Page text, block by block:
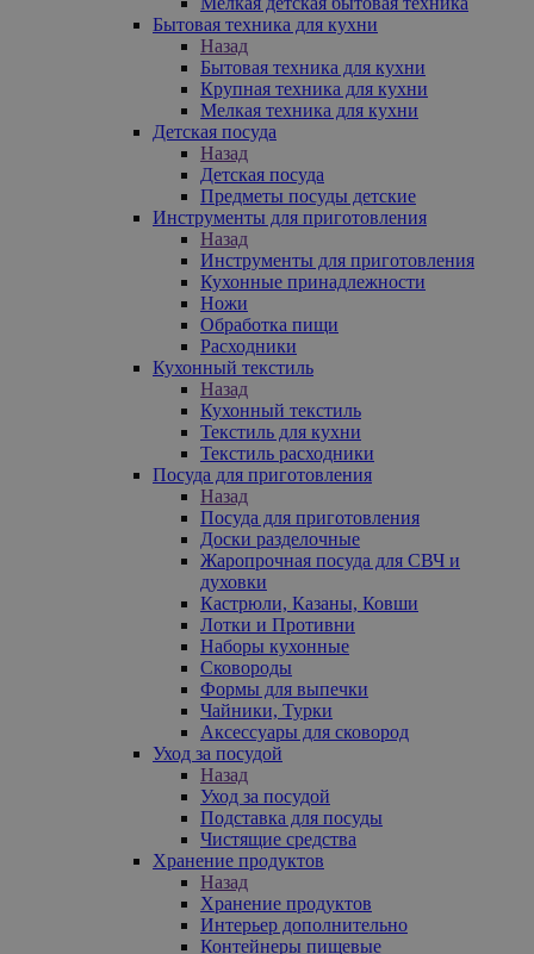
Бытовая техника для кухни
Назад
Бытовая техника для кухни
Крупная техника для кухни
Мелкая техника для кухни
Детская посуда
Назад
Детская посуда
Предметы посуды детские
Инструменты для приготовления
Назад
Инструменты для приготовления
Кухонные принадлежности
Ножи
Обработка пищи
Расходники
Кухонный текстиль
Назад
Кухонный текстиль
Текстиль для кухни
Текстиль расходники
Посуда для приготовления
Назад
Посуда для приготовления
Доски разделочные
Жаропрочная посуда для СВЧ и
духовки
Кастрюли, Казаны, Ковши
Лотки и Противни
Наборы кухонные
Сковороды
Формы для выпечки
Чайники, Турки
Аксессуары для сковород
Уход за посудой
Назад
Уход за посудой
Подставка для посуды
Чистящие средства
Хранение продуктов
Назад
Хранение продуктов
Интерьер дополнительно
Контейнеры пищевые